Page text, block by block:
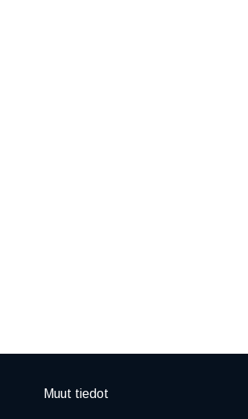
Muut tiedot